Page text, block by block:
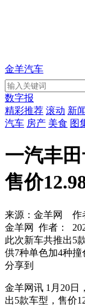
金羊汽车
数字报
精彩推荐 滚动 新闻
汽车 房产 美食 图
一汽丰
售价
来源：金羊网 作
金羊网
作者：
此次新车共推出5
供7种单色加4种撞
分享到
金羊网讯 1月20日
出5款车型，售价